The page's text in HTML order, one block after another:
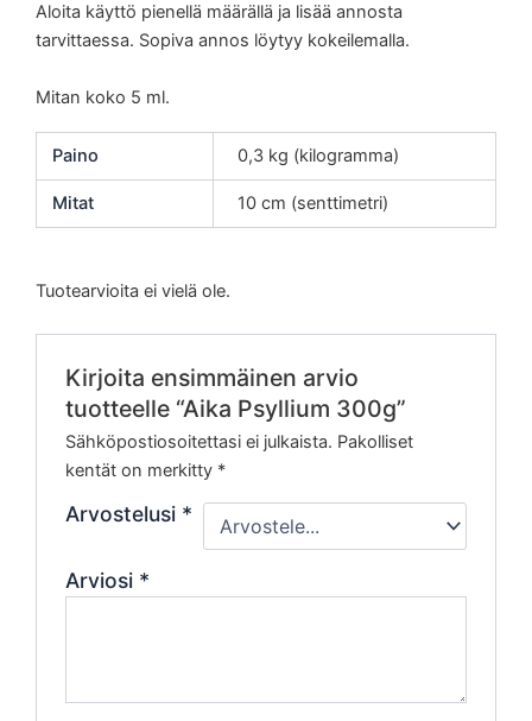
Aloita käyttö pienellä määrällä ja lisää annosta
tarvittaessa. Sopiva annos löytyy kokeilemalla.
Mitan koko 5 ml.
Paino 0,3 kg (kilogramma)
Mitat 10 cm (senttimetri)
Tuotearvioita ei vielä ole.
Kirjoita ensimmäinen arvio
tuotteelle “Aika Psyllium 300g”
Sähköpostiosoitettasi ei julkaista. Pakolliset
kentät on merkitty *
Arvostelusi *
Arviosi *